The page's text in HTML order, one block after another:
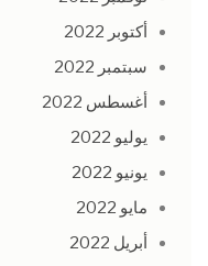
أكتوبر 2022
سبتمبر 2022
أغسطس 2022
يوليو 2022
يونيو 2022
مايو 2022
أبريل 2022